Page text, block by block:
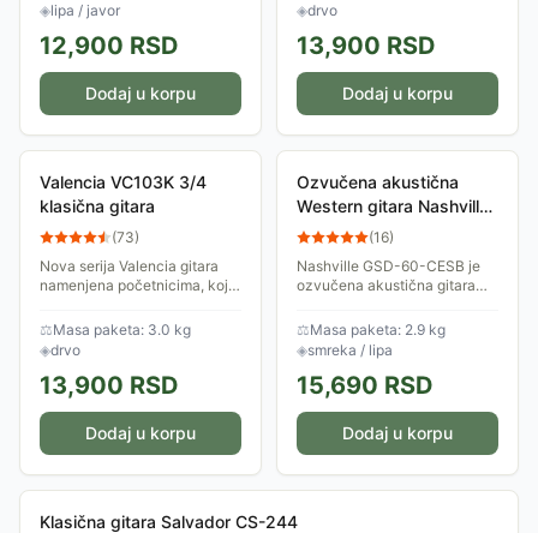
◈lipa / javor
12,900 RSD
Dodaj u korpu
◈drvo
13,900 RSD
Dodaj u korpu
Valencia VC103K 3/4
klasična gitara
(73)
Nova serija Valencia gitara
namenjena početnicima, koji
torbu za nošenje i čuvanje i
štimer.
⚖Masa paketa: 3.0 kg
◈drvo
13,900 RSD
Dodaj u korpu
Ozvučena akustična
Western gitara Nashville
GSD-60-CESB
(16)
Nashville GSD-60-CESB je
ozvučena akustična gitara
muzičare koji traže solidnu
gitaru po pristupačnoj ceni.
⚖Masa paketa: 2.9 kg
◈smreka / lipa
15,690 RSD
Dodaj u korpu
Klasična gitara Salvador CS-244